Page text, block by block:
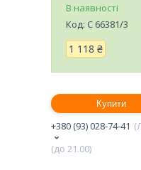
В наявності
Код: C 66381/3
1 118 ₴
Купити
+380 (93) 028-74-41
(до 21.00)